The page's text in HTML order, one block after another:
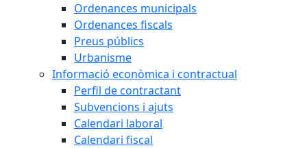
Ordenances municipals
Ordenances fiscals
Preus públics
Urbanisme
Informació econòmica i contractual
Perfil de contractant
Subvencions i ajuts
Calendari laboral
Calendari fiscal